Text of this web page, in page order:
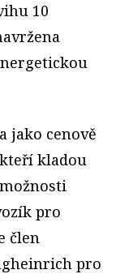
10
jako cenově
kladou
pro
člen
pro